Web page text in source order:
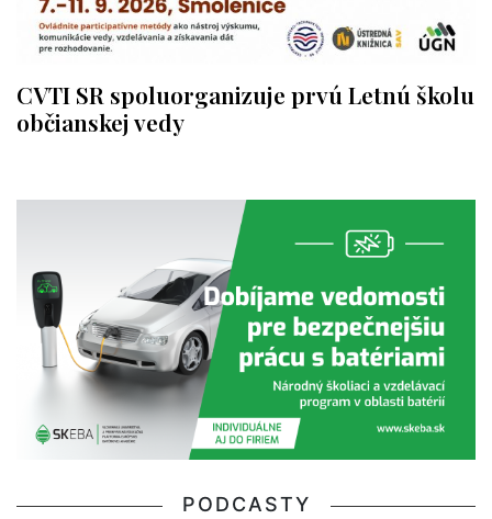
CVTI SR spoluorganizuje prvú Letnú školu
občianskej vedy
PODCASTY